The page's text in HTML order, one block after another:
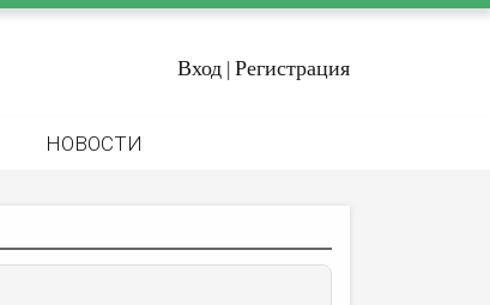
Вход | Регистрация
НОВОСТИ